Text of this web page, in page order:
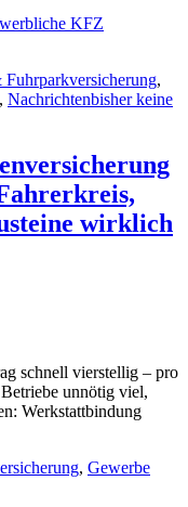
KFZ
,
, Nachrichtenbisher keine
wirklich
schnell vierstellig – pro
unnötig viel,
Werkstattbindung
, Gewerbe